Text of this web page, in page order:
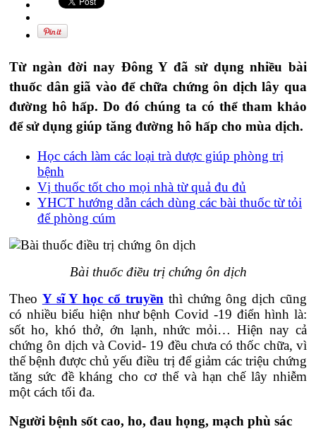
Từ ngàn đời nay Đông Y đã sử dụng nhiều bài
thuốc dân giã vào để chữa chứng ôn dịch lây qua
đường hô hấp. Do đó chúng ta có thể tham khảo
để sử dụng giúp tăng đường hô hấp cho mùa dịch.
Học cách làm các loại trà dược giúp phòng trị
bệnh
Vị thuốc tốt cho mọi nhà từ quả đu đủ
YHCT hướng dẫn cách dùng các bài thuốc từ tỏi
để phòng cúm
Bài thuốc điều trị chứng ôn dịch
Theo Y sĩ Y học cổ truyềnthì chứng ông dịch cũng
có nhiều biểu hiện như bệnh Covid -19 điển hình là:
sốt ho, khó thở, ớn lạnh, nhức mỏi… Hiện nay cả
chứng ôn dịch và Covid- 19 đều chưa có thốc chữa, vì
thế bệnh được chủ yếu điều trị để giảm các triệu chứng
tăng sức đề kháng cho cơ thể và hạn chế lây nhiễm
một cách tối đa.
Người bệnh sốt cao, ho, đau họng, mạch phù sác